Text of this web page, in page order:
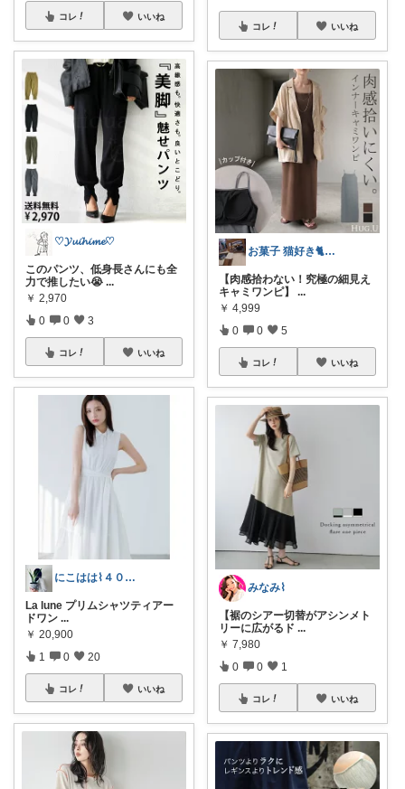
コレ いいね
♡𝓨𝓾𝓲𝓱𝓲𝓶𝓮♡
このパンツ、低身長さんにも全
力で推したい😭 ...
￥ 2,970
0 0 3
コレ いいね
にこはは⌇４０代心地いい暮らし
La lune プリムシャツティアー
ドワン ...
￥ 20,900
1 0 20
コレ いいね
コレ いいね
お菓子 猫好き🐈 ポラピスroom
【肉感拾わない！究極の細見え
キャミワンピ】
...
￥ 4,999
0 0 5
コレ いいね
みなみ⌇
【裾のシアー切替がアシンメト
リーに広がるド ...
￥ 7,980
0 0 1
コレ いいね